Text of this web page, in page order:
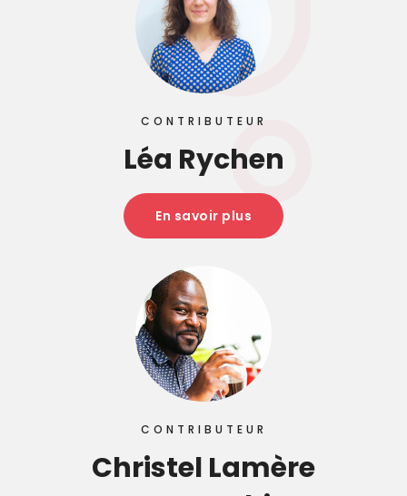
CONTRIBUTEUR
Léa Rychen
En savoir plus
CONTRIBUTEUR
Christel Lamère